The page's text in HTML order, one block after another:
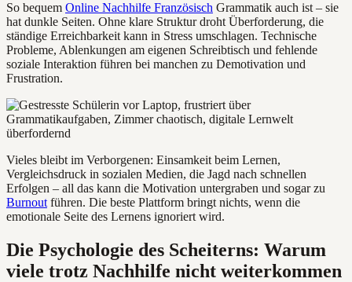
So bequem Online Nachhilfe Französisch Grammatik auch ist – sie
hat dunkle Seiten. Ohne klare Struktur droht Überforderung, die
ständige Erreichbarkeit kann in Stress umschlagen. Technische
Probleme, Ablenkungen am eigenen Schreibtisch und fehlende
soziale Interaktion führen bei manchen zu Demotivation und
Frustration.
Vieles bleibt im Verborgenen: Einsamkeit beim Lernen,
Vergleichsdruck in sozialen Medien, die Jagd nach schnellen
Erfolgen – all das kann die Motivation untergraben und sogar zu
Burnout führen. Die beste Plattform bringt nichts, wenn die
emotionale Seite des Lernens ignoriert wird.
Die Psychologie des Scheiterns: Warum
viele trotz Nachhilfe nicht weiterkommen